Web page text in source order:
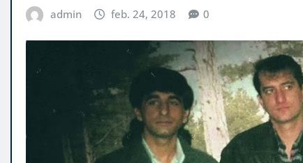
admin feb. 24, 2018 0